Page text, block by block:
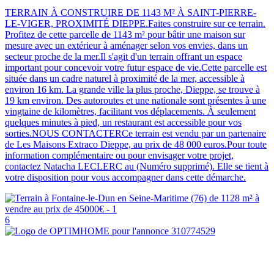
TERRAIN À CONSTRUIRE DE 1143 M² À SAINT-PIERRE-
LE-VIGER, PROXIMITÉ DIEPPE.Faites construire sur ce terrain.
Profitez de cette parcelle de 1143 m² pour bâtir une maison sur
mesure avec un extérieur à aménager selon vos envies, dans un
secteur proche de la mer.Il s'agit d'un terrain offrant un espace
important pour concevoir votre futur espace de vie.Cette parcelle est
située dans un cadre naturel à proximité de la mer, accessible à
environ 16 km. La grande ville la plus proche, Dieppe, se trouve à
19 km environ. Des autoroutes et une nationale sont présentes à une
vingtaine de kilomètres, facilitant vos déplacements. À seulement
quelques minutes à pied, un restaurant est accessible pour vos
sorties.NOUS CONTACTERCe terrain est vendu par un partenaire
de Les Maisons Extraco Dieppe, au prix de 48 000 euros.Pour toute
information complémentaire ou pour envisager votre projet,
contactez Natacha LECLERC au (Numéro supprimé). Elle se tient à
votre disposition pour vous accompagner dans cette démarche.
6